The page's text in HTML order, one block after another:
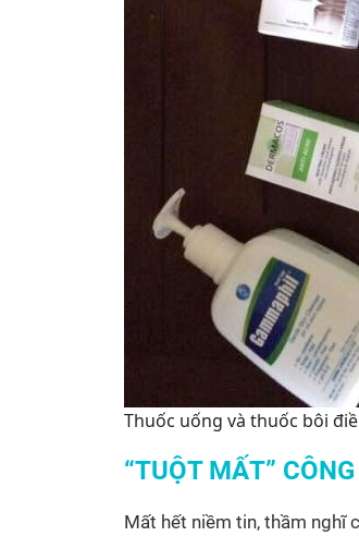
Thuốc uống và thuốc bôi
“TUỘT MẤT”
Mất hết niềm tin, thầm nghĩ